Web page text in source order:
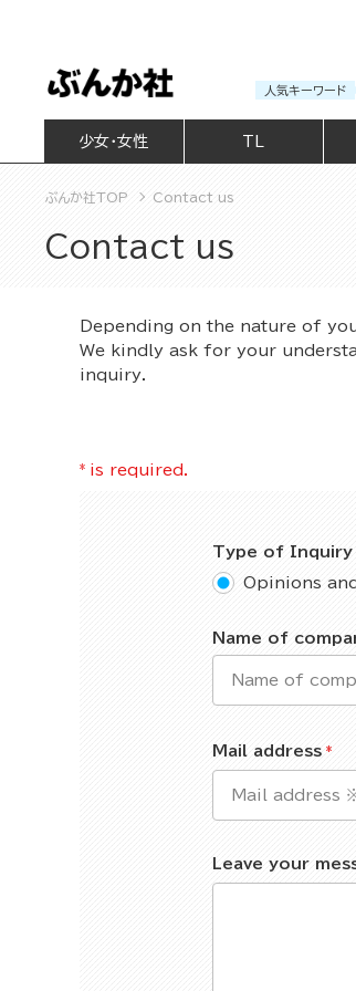
人気キーワード
少女・女性
ぶんか社TOP Contact us
Contact us
Depending on the nature of
We kindly ask for your
inquiry.
* is required.
Type of Inquiry
Opinions
Name of
Mail address
Leave your